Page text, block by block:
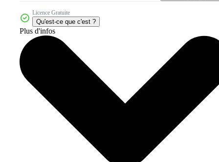
Licence Gratuite
Qu'est-ce que c'est ?
Plus d'infos